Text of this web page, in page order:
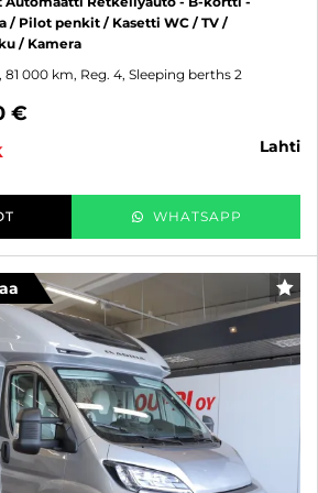
/ Pilot penkit / Kasetti WC / TV /
/ Kamera
000 km, Reg. 4, Sleeping berths 2
€
lahti
WHATSAPP